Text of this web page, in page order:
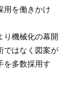
用を働きかけ
り機械化の幕開
ではなく図案が
を多数採用す